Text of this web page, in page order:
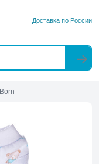
Доставка по России